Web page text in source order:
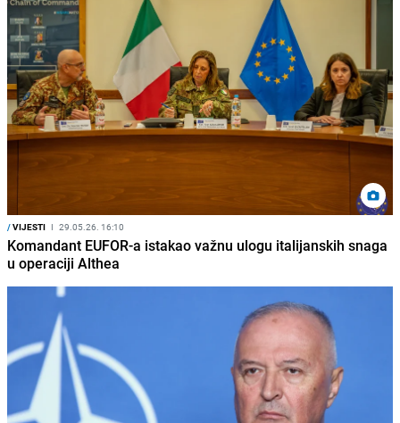
/VIJESTI I 29.05.26. 16:10
Komandant EUFOR-a istakao važnu ulogu italijanskih snaga
u operaciji Althea